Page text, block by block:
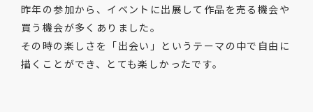
昨年の参加から、イベントに出展して作品を売る機会や
買う機会が多くありました。
その時の楽しさを「出会い」というテーマの中で自由に
描くことができ、とても楽しかったです。